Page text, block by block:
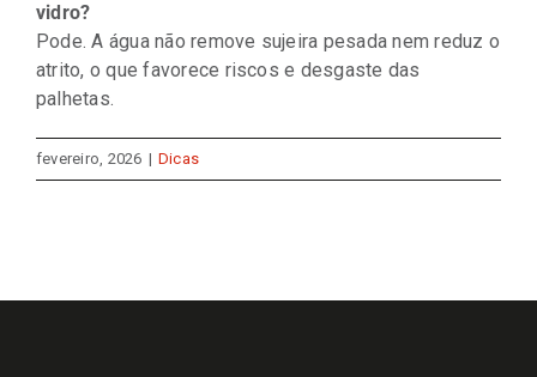
vidro?
Pode. A água não remove sujeira pesada nem reduz o
atrito, o que favorece riscos e desgaste das
palhetas.
fevereiro, 2026 | Dicas